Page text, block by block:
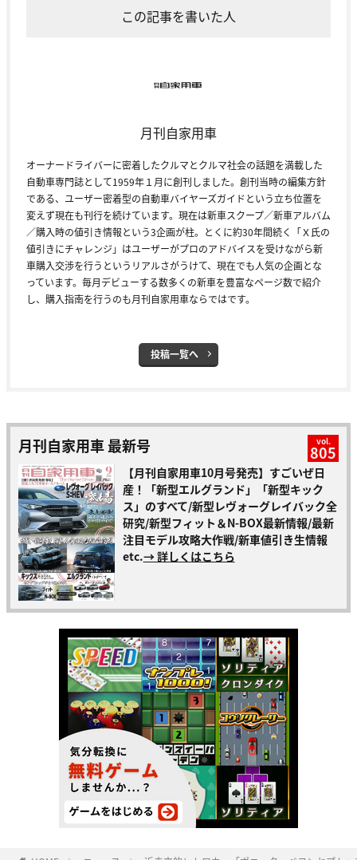
この記事を書いた人
月刊自家用車
オーナードライバーに密着したクルマとクルマ社会の話題を満載した
自動車専門誌として1959年１月に創刊しました。創刊当時の編集方針
である、ユーザー密着型の自動車バイヤーズガイドという立ち位置を
変えず現在も刊行を続けています。現在は新車スクープ／新車アルバム
／購入時の値引き情報という3企画が柱。とくに約30年間続く「Ｘ氏の
値引きにチャレンジ」はユーザーがプロのアドバイスを受けながら新
車購入交渉を行うというリアルさがうけて、現在でも人気の企画とな
っています。毎月デビューする数多くの新車を豊富なページ数で紹介
し、購入指南を行うのも月刊自家用車ならではです。
投稿一覧へ
月刊自家用車 最新号 vol.
805
【月刊自家用車10月号発売】すごいぜ日
産！「新型エルグランド」「新型キック
ス」のすべて/新型レヴォーグレイバック全
研究/新型フィット＆N-BOX最新情報/最新
注目モデル攻略大作戦/新車値引き生情報
etc.→ 詳しくはこちら